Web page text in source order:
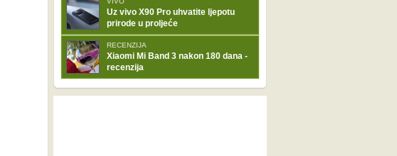
Uz vivo X90 Pro uhvatite ljepotu
prirode u proljeće
RECENZIJA
Xiaomi Mi Band 3 nakon 180 dana -
recenzija